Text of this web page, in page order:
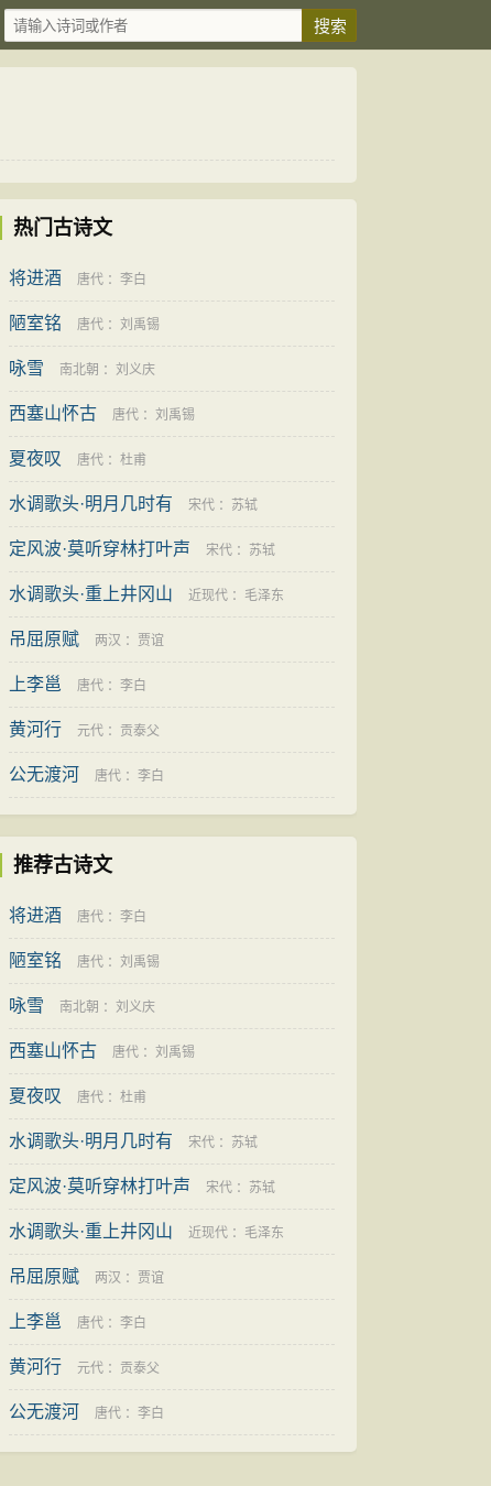
热门古诗文
将进酒 唐代 ： 李白
陋室铭 唐代 ： 刘禹锡
咏雪 南北朝 ： 刘义庆
西塞山怀古 唐代 ： 刘禹锡
夏夜叹 唐代 ： 杜甫
水调歌头·明月几时有 宋代 ： 苏轼
定风波·莫听穿林打叶声 宋代 ： 苏轼
水调歌头·重上井冈山 近现代 ： 毛泽东
吊屈原赋 两汉 ： 贾谊
上李邕 唐代 ： 李白
黄河行 元代 ： 贡泰父
公无渡河 唐代 ： 李白
推荐古诗文
将进酒 唐代 ： 李白
陋室铭 唐代 ： 刘禹锡
咏雪 南北朝 ： 刘义庆
西塞山怀古 唐代 ： 刘禹锡
夏夜叹 唐代 ： 杜甫
水调歌头·明月几时有 宋代 ： 苏轼
定风波·莫听穿林打叶声 宋代 ： 苏轼
水调歌头·重上井冈山 近现代 ： 毛泽东
吊屈原赋 两汉 ： 贾谊
上李邕 唐代 ： 李白
黄河行 元代 ： 贡泰父
公无渡河 唐代 ： 李白